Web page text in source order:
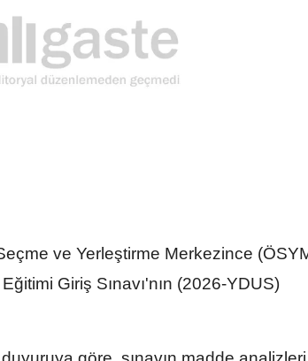
ve Yerleştirme Merkezince
Giriş Sınavı'nın (2026-YDUS)